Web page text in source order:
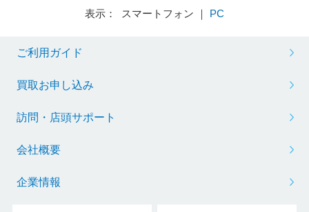
表示： スマートフォン ｜ PC
ご利用ガイド
買取お申し込み
訪問・店頭サポート
会社概要
企業情報